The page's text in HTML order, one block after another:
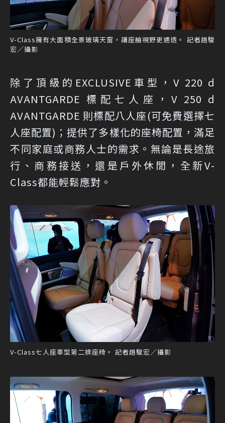
V-Class擁有大面積全景玻璃天窗，讓座艙視野更通透。 記者趙駿
宏／攝影
除了頂級的EXCLUSIVE車型，V 220 d
AVANTGARDE 標配七人座，V 250 d
AVANTGARDE 則標配八人座(可免費選擇七
人座配置)；提供了多樣化的座椅配置，滿足
不同家庭或商務人士的需求。無論是長途旅
行、商務接送，還是戶外休閒，全新V-
Class都能輕鬆應對。
V-Class七人座車型第二排座椅。 記者趙駿宏／攝影